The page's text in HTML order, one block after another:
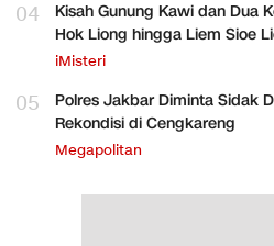
04
Kisah Gunung Kawi dan Dua
Hok Liong hingga Liem Sioe
iMisteri
05
Polres Jakbar Diminta Sidak
Rekondisi di Cengkareng
Megapolitan